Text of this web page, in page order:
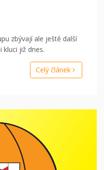
zbývají ale ještě další
kluci již dnes.
Celý článek